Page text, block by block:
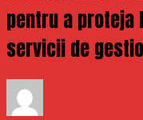
pentru a
servicii de